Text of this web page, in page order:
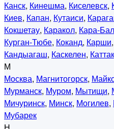
Канск, Кинешма, Киселевск,
Киев, Капан, Кутаиси,
Кокшетау, Каракол, Кара-
Курган-Тюбе, Коканд, Карши,
Кандыагаш, Каскелен,
М
Москва, Магнитогорск,
Мурманск, Муром, Мытищи,
Мичуринск, Минск, Могилев,
Мубарек